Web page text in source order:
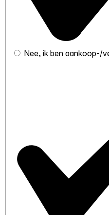
Nee, ik ben aankoop-/